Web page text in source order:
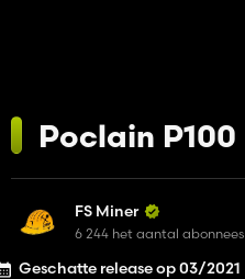
Poclain P100
FS Miner
6 244 het aantal abonnees
Geschatte release op 03/2021